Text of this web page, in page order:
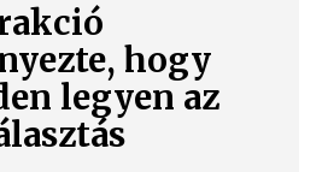
hogy
legyen az